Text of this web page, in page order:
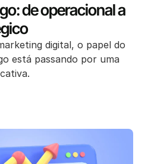
de operacional a
digital, o papel do
está passando por uma